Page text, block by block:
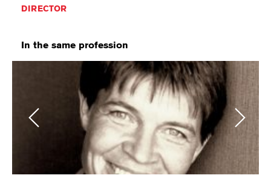
DIRECTOR
In the same profession
Previous Next